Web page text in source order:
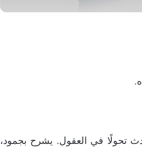
تحولًا في العقول. يشرح بجمود،